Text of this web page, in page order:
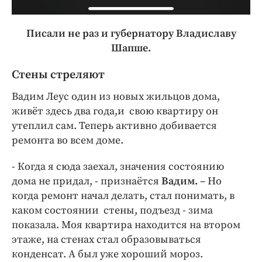
Писали не раз и губернатору Владиславу
Шапше.
Стены стреляют
Вадим Леус один из новых жильцов дома,
живёт здесь два года,и свою квартиру он
утеплил сам. Теперь активно добивается
ремонта во всем доме.
- Когда я сюда заехал, значения состоянию
дома не придал, - признаётся Вадим. – Но
когда ремонт начал делать, стал понимать, в
каком состоянии стены, подъезд - зима
показала. Моя квартира находится на втором
этаже, на стенах стал образовываться
конденсат. А был уже хороший мороз.